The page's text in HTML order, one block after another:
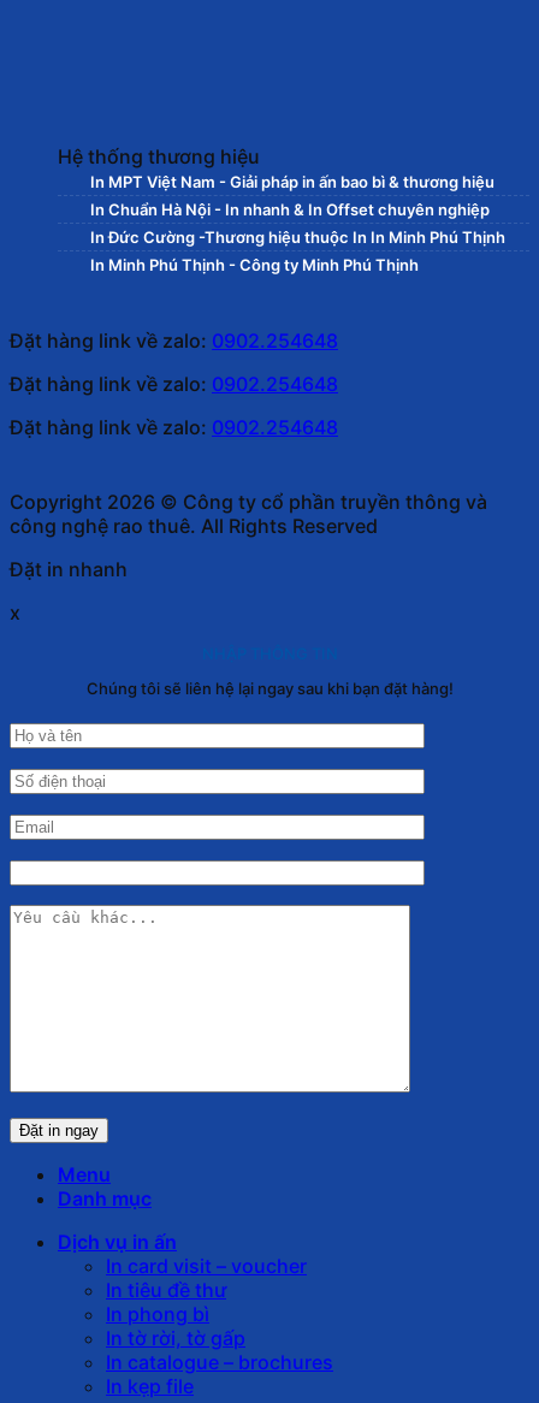
Hệ thống thương hiệu
In MPT Việt Nam - Giải pháp in ấn bao bì & thương hiệu
In Chuẩn Hà Nội - In nhanh & In Offset chuyên nghiệp
In Đức Cường -Thương hiệu thuộc In In Minh Phú Thịnh
In Minh Phú Thịnh - Công ty Minh Phú Thịnh
Đặt hàng link về zalo: 0902.254648
Đặt hàng link về zalo: 0902.254648
Đặt hàng link về zalo: 0902.254648
Copyright 2026 © Công ty cổ phần truyền thông và
công nghệ rao thuê. All Rights Reserved
Đặt in nhanh
x
Chúng tôi sẽ liên hệ lại ngay sau khi bạn đặt hàng!
Menu
Danh mục
Dịch vụ in ấn
In card visit – voucher
In tiêu đề thư
In phong bì
In tờ rời, tờ gấp
In catalogue – brochures
In kẹp file